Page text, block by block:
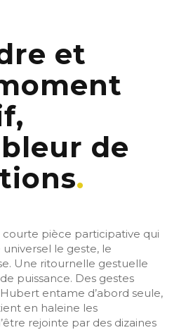
et
de
courte pièce participative qui
le geste, le
Une ritournelle gestuelle
puissance. Des gestes
entame d’abord seule,
en haleine les
rejointe par des dizaines